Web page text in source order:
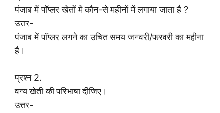
पंजाब में पॉप्लर खेतों में कौन-से महीनों में लगाया जाता है ?
उत्तर-
पंजाब में पॉप्लर लगने का उचित समय जनवरी/फरवरी का महीना
है।
प्रश्न 2.
वन्य खेती की परिभाषा दीजिए।
उत्तर-